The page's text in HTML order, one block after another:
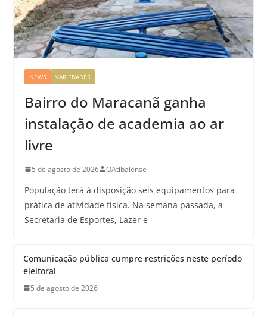
NEWS VARIEDADES
Bairro do Maracanã ganha
instalação de academia ao ar
livre
5 de agosto de 2026 OAtibaiense
População terá à disposição seis equipamentos para
prática de atividade física. Na semana passada, a
Secretaria de Esportes, Lazer e
Comunicação pública cumpre restrições neste período
eleitoral
5 de agosto de 2026